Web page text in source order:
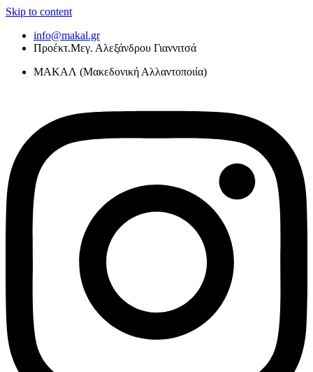
Skip to content
info@makal.gr
Προέκτ.Μεγ. Αλεξάνδρου Γιαννιτσά
ΜΑΚΑΛ (Μακεδονική Αλλαντοποιία)